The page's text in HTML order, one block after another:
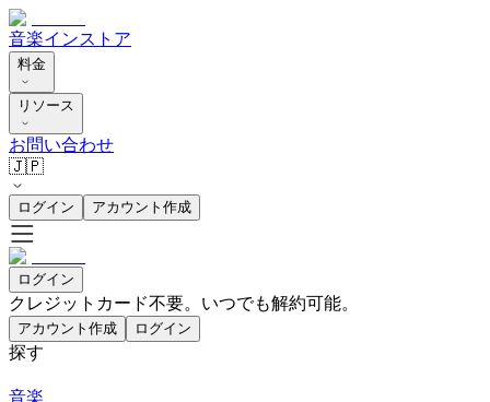
音楽インストア
料金
リソース
お問い合わせ
🇯🇵
ログイン アカウント作成
ログイン
クレジットカード不要。いつでも解約可能。
アカウント作成 ログイン
探す
音楽